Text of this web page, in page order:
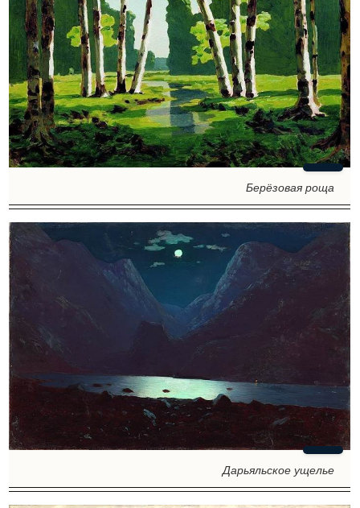
Берёзовая роща
Дарьяльское ущелье